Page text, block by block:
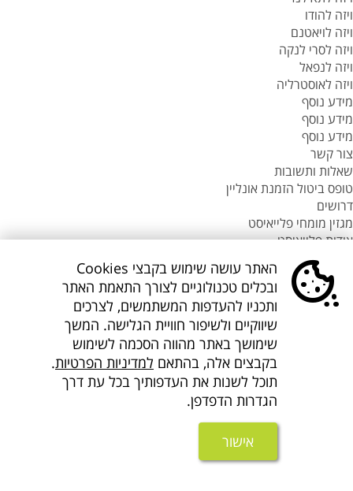
ויזה להודו
ויזה לויאטנם
ויזה לסרי לנקה
ויזה לנפאל
ויזה לאוסטרליה
מידע נוסף
מידע נוסף
מידע נוסף
צור קשר
שאלות ותשובות
טופס ביטול הזמנת אונליין
דרושים
מגזין מומחי פלייאיסט
אודות פלייאיסט
סניפי flyeast בעולם
סניפי flyeast בעולם
סניף flyeast תאילנד
הצהרת מדיניות ופרטיות
הצהרת נגישות
About us flyeast english
האתר עושה שימוש בקבצי Cookies
ובכלים טכנולוגיים לצורך התאמת האתר
ותכניו להעדפות המשתמשים, לצרכים
שיווקיים ולשיפור חוויית הגלישה. המשך
שימושך באתר מהווה הסכמה לשימוש
בקבצים אלה, בהתאם למדיניות הפרטיות.
תוכל לשנות את העדפותיך בכל עת דרך
הגדרות הדפדפן.
אישור